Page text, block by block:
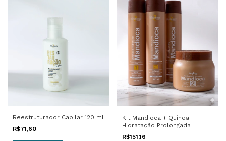
Reestruturador Capilar 120 ml
R$71,60
Kit Mandioca + Quinoa
Hidratação Prolongada
R$151,16